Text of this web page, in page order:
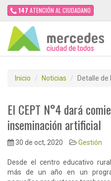
147 ATENCIÓN AL CIUDADANO
Inicio Noticias Detalle de
El CEPT N°4 dará
inseminación artificial
30 de oct, 2020 Gestión
Desde el centro educativo
más de un año en un